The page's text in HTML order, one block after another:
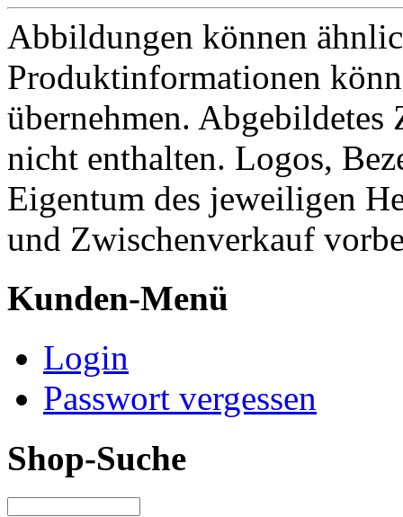
Abbildungen können
Produktinformationen
übernehmen.
nicht enthalten. Logos,
Eigentum des jeweiligen
und Zwischenverkauf
Kunden-Menü
Login
Passwort vergessen
Shop-Suche